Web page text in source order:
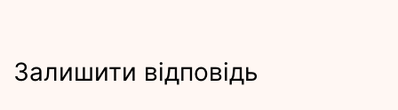
Залишити відповідь